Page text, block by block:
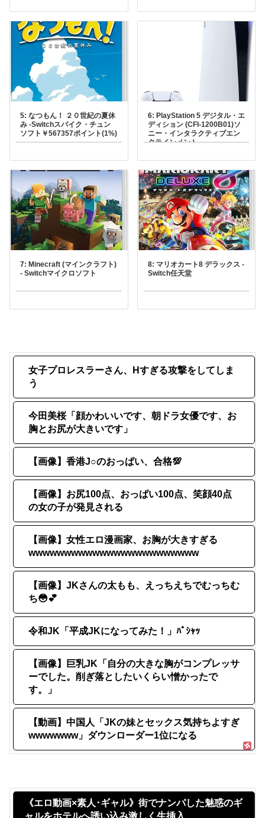
5: なつもん！ ２０世紀の夏休
み -Switchスパイク・チュン
ソフト￥567357ポイント(1%)
6: PlayStation 5 デジタル・エ
ディション (CFI-1200B01)ソ
ニー・インタラクティブエン
タテインメント
7: Minecraft (マインクラフト)
- Switchマイクロソフト
8: マリオカート8 デラックス -
Switch任天堂
女子プロレスラーさん、Hすぎる攻撃をしてしま
う
今田美桜「顔かわいいです、朝ドラ女優です、お
胸とお尻が大きいです」
【画像】香港J○のおっぱい、合格💯
【画像】お尻100点、おっぱい100点、笑顔40点
の女の子が発見される
【画像】女性エロ漫画家、お胸が大きすぎる
wwwwwwwwwwwwwwwwwwwwwwww
【画像】JKさんの太もも、えっちえちでむっちむ
ち😳💕
令和JK「平成JKになってみた！」ﾊﾟｼｬｯ
【画像】巨乳JK「自分の大きな胸がコンプレッサ
ーでした。削ぎ落としたいくらい憎かったで
す。」
【動画】中国人「JKの妹とセックス気持ちよすぎ
wwwwwww」ダウンローダー1位になる
《エロ動画×素人･ギャル》街でナンパした魅惑のギ
ャルをホテルへ誘い込み激しく生挿入